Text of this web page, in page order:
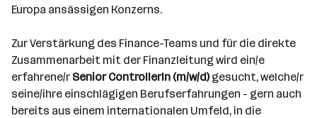
Europa ansässigen Konzerns.
Zur Verstärkung des Finance-Teams und für die direkte
Zusammenarbeit mit der Finanzleitung wird ein/e
erfahrene/r Senior ControllerIn (m/w/d)gesucht, welche/r
seine/ihre einschlägigen Berufserfahrungen - gern auch
bereits aus einem internationalen Umfeld, in die